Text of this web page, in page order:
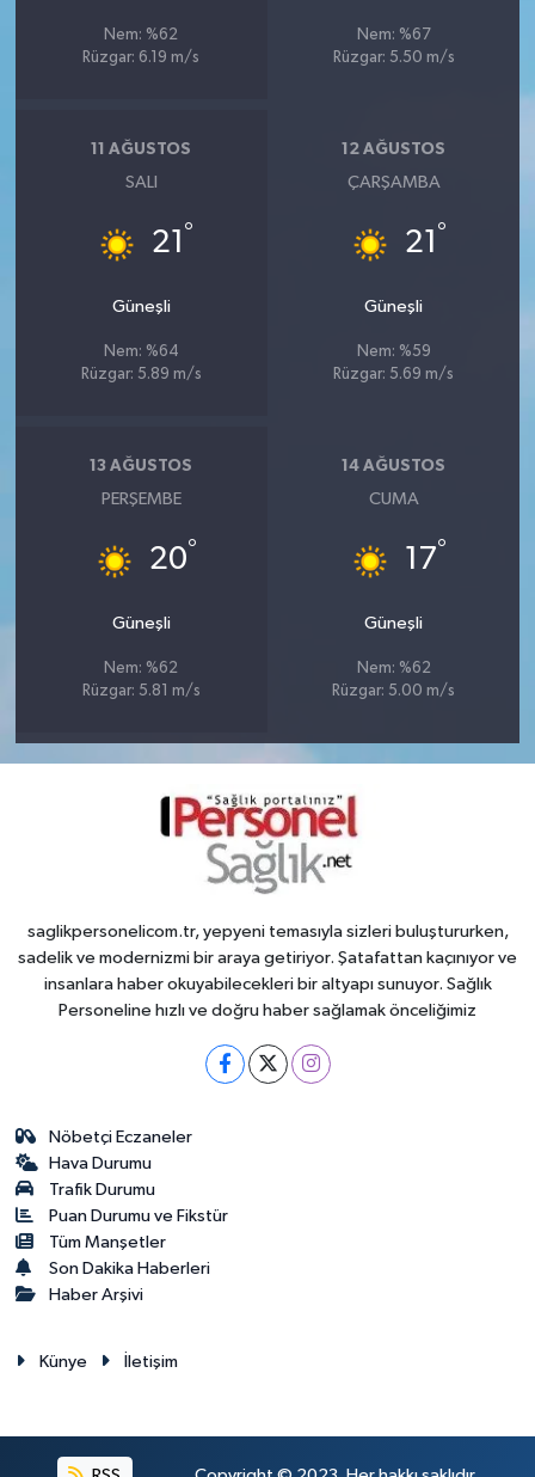
Nem: %62
Rüzgar: 6.19 m/s
Nem: %67
Rüzgar: 5.50 m/s
11 AĞUSTOS
SALI
21 °
Güneşli
Nem: %64
Rüzgar: 5.89 m/s
12 AĞUSTOS
ÇARŞAMBA
21 °
Güneşli
Nem: %59
Rüzgar: 5.69 m/s
13 AĞUSTOS
PERŞEMBE
20°
Güneşli
Nem: %62
Rüzgar: 5.81 m/s
14 AĞUSTOS
CUMA
17°
Güneşli
Nem: %62
Rüzgar: 5.00 m/s
saglikpersonelicom.tr, yepyeni temasıyla sizleri buluştururken,
sadelik ve modernizmi bir araya getiriyor. Şatafattan kaçınıyor ve
insanlara haber okuyabilecekleri bir altyapı sunuyor. Sağlık
Personeline hızlı ve doğru haber sağlamak önceliğimiz
Nöbetçi Eczaneler
Hava Durumu
Trafik Durumu
Puan Durumu ve Fikstür
Tüm Manşetler
Son Dakika Haberleri
Haber Arşivi
Künye İletişim